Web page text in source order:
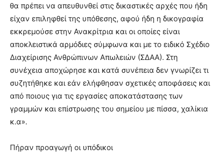
θα πρέπει να απευθυνθεί στις δικαστικές αρχές που ήδη
είχαν επιληφθεί της υπόθεσης, αφού ήδη η δικογραφία
εκκρεμούσε στην Ανακρίτρια και οι οποίες είναι
αποκλειστικά αρμόδιες σύμφωνα και με το ειδικό Σχέδιο
Διαχείρισης Ανθρώπινων Απωλειών (ΣΔΑΑ). Στη
συνέχεια αποχώρησε και κατά συνέπεια δεν γνωρίζει τι
συζητήθηκε και εάν ελήφθησαν σχετικές αποφάσεις και
από ποιους για τις εργασίες αποκατάστασης των
γραμμών και επίστρωσης του σημείου με πίσσα, χαλίκια
κ.α».
Πήραν προαγωγή οι υπόδικοι